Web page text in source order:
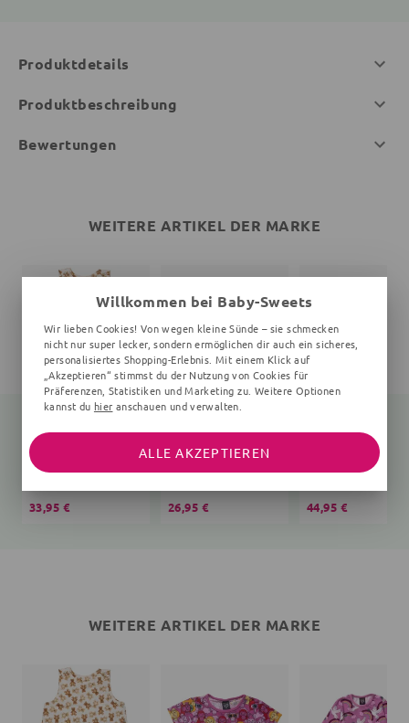
Produktdetails
Produktbeschreibung
Bewertungen
WEITERE ARTIKEL DER MARKE
Schlafsack Bär Teddy
33,95 € 26,95 € 44,95 €
WEITERE ARTIKEL DER MARKE
Willkommen bei Baby-Sweets
Wir lieben Cookies! Von wegen kleine Sünde – sie schmecken
nicht nur super lecker, sondern ermöglichen dir auch ein sicheres,
personalisiertes Shopping-Erlebnis. Mit einem Klick auf
„Akzeptieren“ stimmst du der Nutzung von Cookies für
Präferenzen, Statistiken und Marketing zu. Weitere Optionen
kannst du hier anschauen und verwalten.
ALLE AKZEPTIEREN